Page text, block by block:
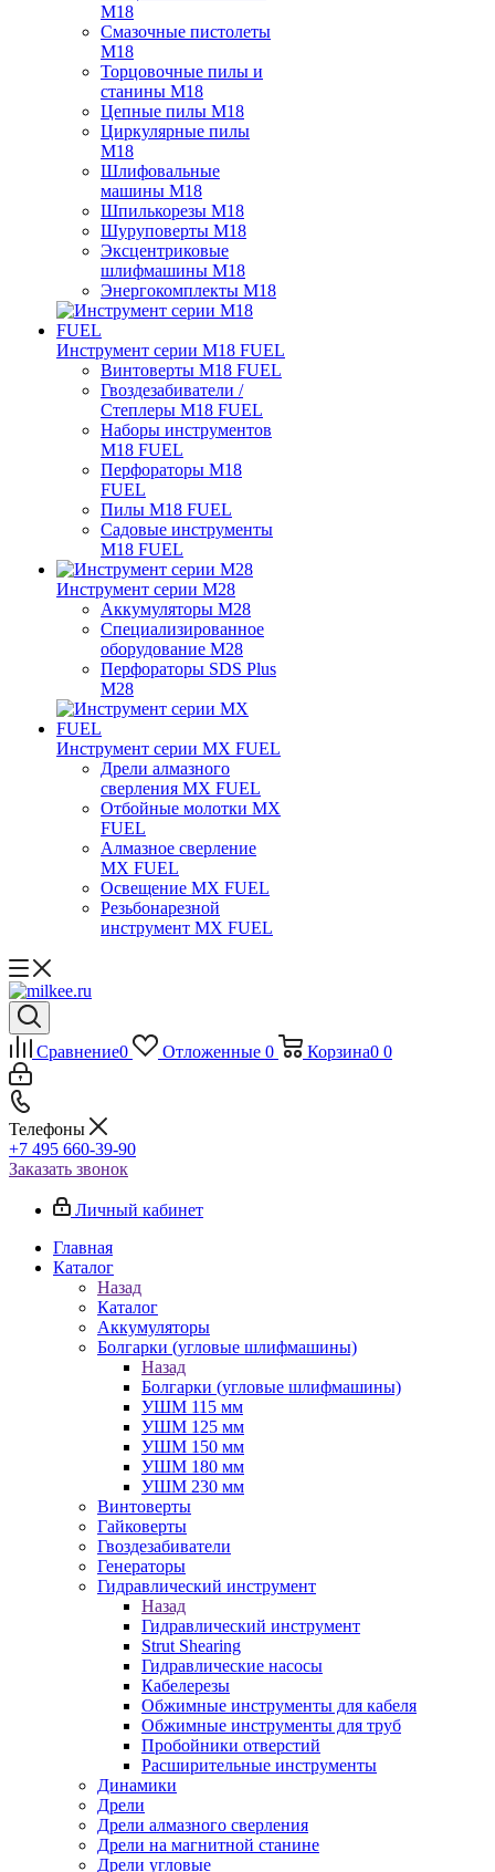
M18
Смазочные пистолеты
M18
Торцовочные пилы и
станины M18
Цепные пилы M18
Циркулярные пилы
M18
Шлифовальные
машины M18
Шпилькорезы M18
Шуруповерты M18
Эксцентриковые
шлифмашины M18
Энергокомплекты M18
Инструмент серии M18 FUEL
Винтоверты M18 FUEL
Гвоздезабиватели /
Степлеры M18 FUEL
Наборы инструментов
M18 FUEL
Перфораторы M18
FUEL
Пилы M18 FUEL
Садовые инструменты
M18 FUEL
Инструмент серии M28
Аккумуляторы M28
Специализированное
оборудование M28
Перфораторы SDS Plus
M28
Инструмент серии MX FUEL
Дрели алмазного
сверления MX FUEL
Отбойные молотки MX
FUEL
Алмазное сверление
MX FUEL
Освещение MX FUEL
Резьбонарезной
инструмент MX FUEL
Сравнение0 Отложенные 0 Корзина0 0
Телефоны
+7 495 660-39-90
Заказать звонок
Личный кабинет
Главная
Каталог
Назад
Каталог
Аккумуляторы
Болгарки (угловые шлифмашины)
Назад
Болгарки (угловые шлифмашины)
УШМ 115 мм
УШМ 125 мм
УШМ 150 мм
УШМ 180 мм
УШМ 230 мм
Винтоверты
Гайковерты
Гвоздезабиватели
Генераторы
Гидравлический инструмент
Назад
Гидравлический инструмент
Strut Shearing
Гидравлические насосы
Кабелерезы
Обжимные инструменты для кабеля
Обжимные инструменты для труб
Пробойники отверстий
Расширительные инструменты
Динамики
Дрели
Дрели алмазного сверления
Дрели на магнитной станине
Дрели угловые